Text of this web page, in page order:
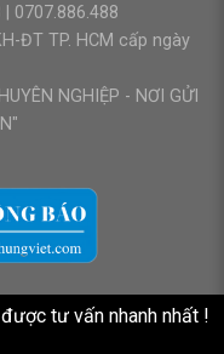
0707.886.488
ĐT TP. HCM cấp ngày
NGHIỆP - NƠI GỬI
tư vấn nhanh nhất !